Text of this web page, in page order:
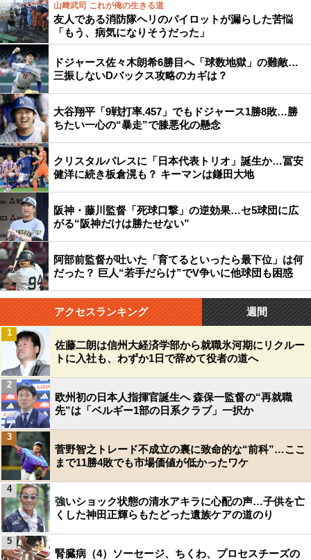
山﨑武司 これが俺の生きる道
友人である消防隊ヘリのパイロットが漏らした苦悩
「もう、病気になりそうだった」
ドジャース佐々木朗希6勝目へ「球数地獄」の難敵…
三振しないDバックス攻略のカギは？
大谷翔平「9戦打率.457」でもドジャース1勝8敗…勝
ちたい一心の“暴走”で膝悪化の懸念
クリスタルパレスに「日本代表トリオ」誕生か…冨安
健洋に続き板倉滉も？ キーマンは鎌田大地
阪神・藤川監督「死球口撃」の逆効果…セ5球団に広
がる“阪神だけは勝たせない”
阿部前監督が吐いた「育てるといったら最下位」は何
だった？ 巨人“若手だらけ”でV争いに他球団も困惑
アクセスランキング 週間
佐藤二朗は信州大経済学部から就職氷河期にリクルー
トに入社も、わずか1日で辞めて役者の道へ
1
欧州初の日本人指揮官誕生へ 森保一監督の“再就職
先”は「ベルギー1部の日系クラブ」一択か
2
菅野智之トレード不成立の裏に致命的な“前科”…ここ
まで11勝4敗でも市場価値が低かったワケ
3
強いショック状態の清水アキラに心配の声…子供を亡
くした神田正輝らもたどった遺族ケアの道のり
4
腎臓病（4）ソーセージ、ちくわ、プロセスチーズの
5